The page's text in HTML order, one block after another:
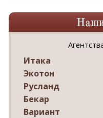
Итака
Экотон
Русланд
Бекар
Вариант